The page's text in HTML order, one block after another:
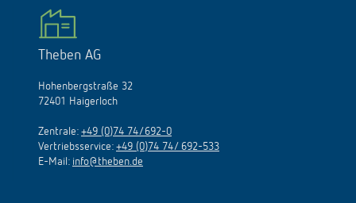
Theben AG
Hohenbergstraße 32
72401 Haigerloch
Zentrale: +49 (0)74 74/692-0
Vertriebsservice: +49 (0)74 74/ 692-533
E-Mail: info@theben.de